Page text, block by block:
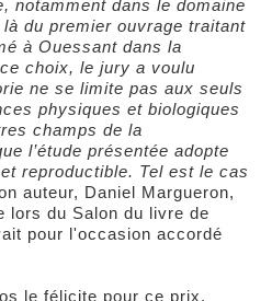
notamment dans le domaine
du premier ouvrage traitant
à Ouessant dans la
choix, le jury a voulu
ne se limite pas aux seuls
physiques et biologiques
champs de la
l’étude présentée adopte
reproductible. Tel est le cas
auteur, Daniel Margueron,
du Salon du livre de
pour l'occasion accordé
le félicite pour ce prix.